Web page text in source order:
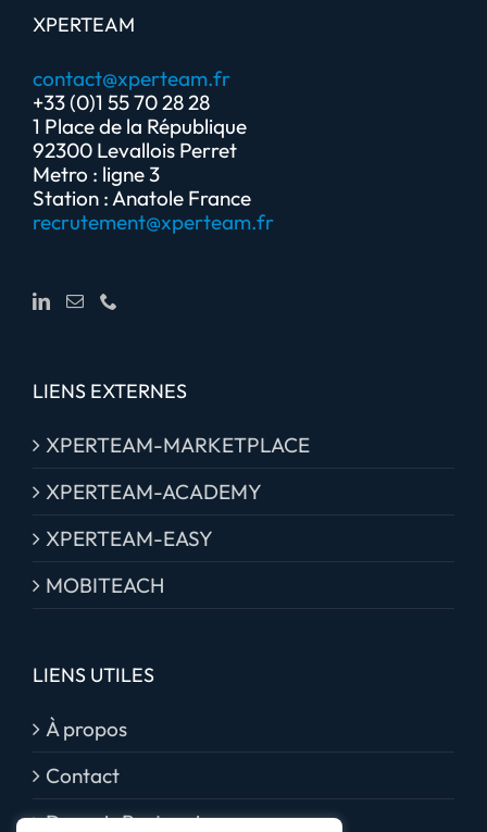
XPERTEAM
contact@xperteam.fr
+33 (0)1 55 70 28 28
1 Place de la République
92300 Levallois Perret
Metro : ligne 3
Station : Anatole France
recrutement@xperteam.fr
LIENS EXTERNES
XPERTEAM-MARKETPLACE
XPERTEAM-ACADEMY
XPERTEAM-EASY
MOBITEACH
LIENS UTILES
À propos
Contact
Devenir Partenaire